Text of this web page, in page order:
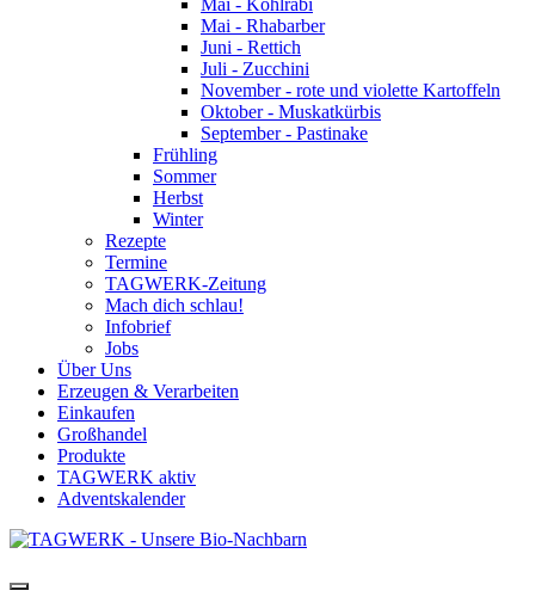
Mai - Kohlrabi
Mai - Rhabarber
Juni - Rettich
Juli - Zucchini
November - rote und violette Kartoffeln
Oktober - Muskatkürbis
September - Pastinake
Frühling
Sommer
Herbst
Winter
Rezepte
Termine
TAGWERK-Zeitung
Mach dich schlau!
Infobrief
Jobs
Über Uns
Erzeugen & Verarbeiten
Einkaufen
Großhandel
Produkte
TAGWERK aktiv
Adventskalender